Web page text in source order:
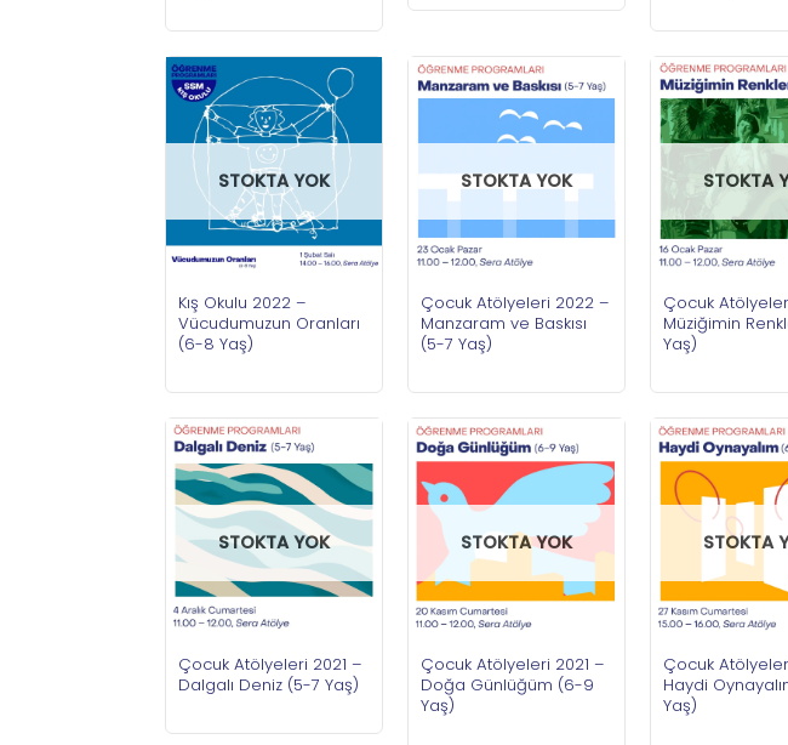
STOKTA YOK
Kış Okulu 2022 –
Vücudumuzun Oranları
(6-8 Yaş)
STOKTA YOK
Çocuk Atölyeleri 2022 –
Manzaram ve Baskısı
(5-7 Yaş)
STOKTA
Çocuk
Müziğimin
Yaş)
STOKTA YOK
Çocuk Atölyeleri 2021 –
Dalgalı Deniz (5-7 Yaş)
STOKTA YOK
Çocuk Atölyeleri 2021 –
Doğa Günlüğüm (6-9
Yaş)
STOKTA
Çocuk
Haydi
Yaş)